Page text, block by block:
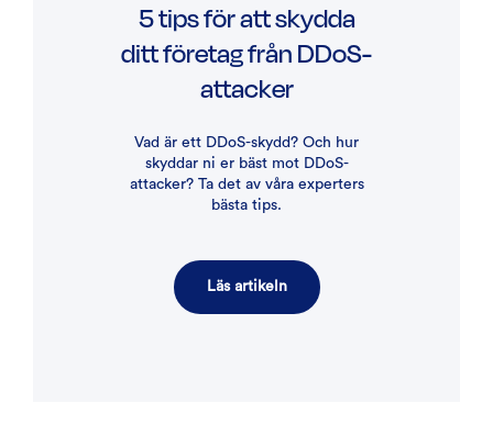
5 tips för att skydda
ditt företag från DDoS-
attacker
Vad är ett DDoS-skydd? Och hur
skyddar ni er bäst mot DDoS-
attacker? Ta det av våra experters
bästa tips.
Läs artikeln